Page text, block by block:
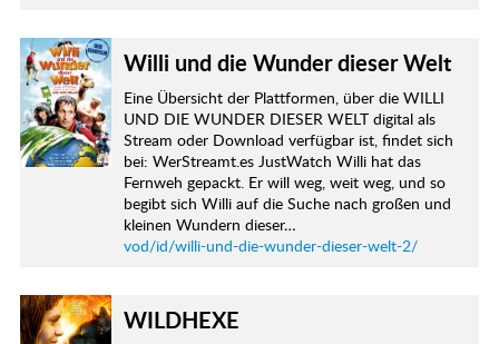
Willi und die Wunder dieser Welt
Eine Übersicht der Plattformen, über die WILLI
UND DIE WUNDER DIESER WELT digital als
Stream oder Download verfügbar ist, findet sich
bei: WerStreamt.es JustWatch Willi hat das
Fernweh gepackt. Er will weg, weit weg, und so
begibt sich Willi auf die Suche nach großen und
kleinen Wundern dieser…
vod/id/willi-und-die-wunder-dieser-welt-2/
WILDHEXE